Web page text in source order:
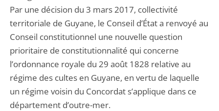
Par une décision du 3 mars 2017, collectivité
territoriale de Guyane, le Conseil d’État a renvoyé au
Conseil constitutionnel une nouvelle question
prioritaire de constitutionnalité qui concerne
l’ordonnance royale du 29 août 1828 relative au
régime des cultes en Guyane, en vertu de laquelle
un régime voisin du Concordat s’applique dans ce
département d’outre-mer.